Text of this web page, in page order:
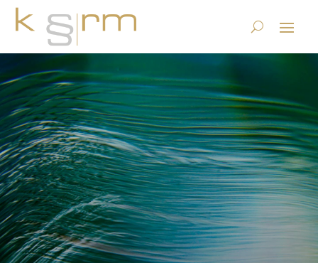
Brauchen Unternehmen
einen Chief Information
Governance Officer (CIGO)?
7.2.2016|Basics/Foundations|0 comments